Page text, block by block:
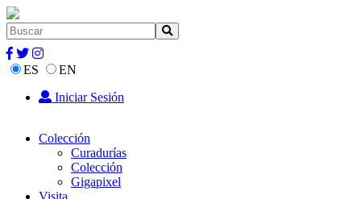
ES
EN
Iniciar Sesión
Colección
Curadurías
Colección
Gigapixel
Visita